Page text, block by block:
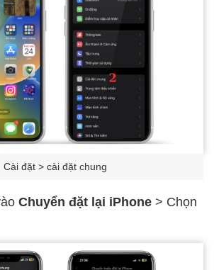
Cài đặt > cài đặt chung
Chuyển đặt lại iPhone > Chọn